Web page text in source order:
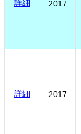
詳細 2017
詳細 2017